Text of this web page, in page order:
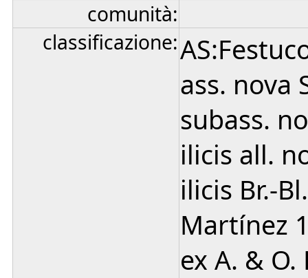
comunità:
classificazione:
ass. nova
subass.
ilicis all.
ilicis Br.-
Martínez
ex A. &